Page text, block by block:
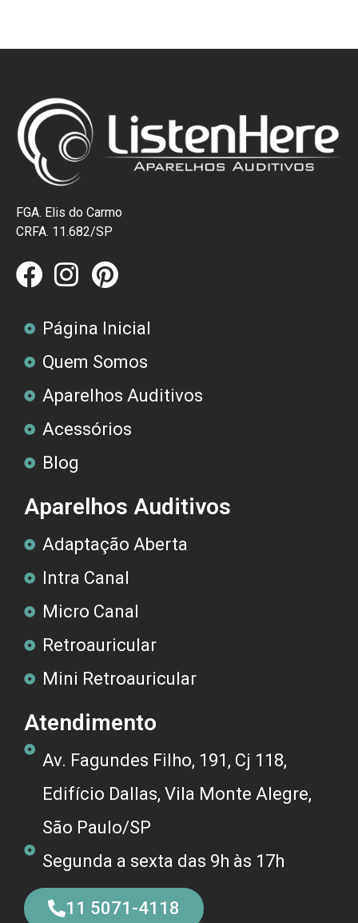
FGA. Elis do Carmo
CRFA. 11.682/SP
Página Inicial
Quem Somos
Aparelhos Auditivos
Acessórios
Blog
Aparelhos Auditivos
Adaptação Aberta
Intra Canal
Micro Canal
Retroauricular
Mini Retroauricular
Atendimento
Av. Fagundes Filho, 191, Cj 118,
Edifício Dallas, Vila Monte Alegre,
São Paulo/SP
Segunda a sexta das 9h às 17h
11 5071-4118